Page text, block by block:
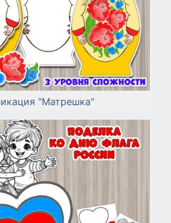
"Матрешка"